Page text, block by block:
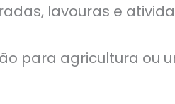
lavouras e
para agricultura ou